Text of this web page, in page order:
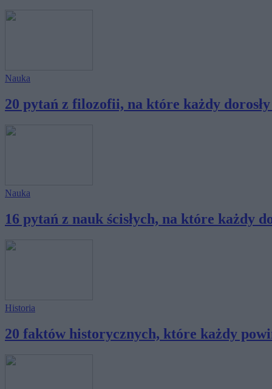
Nauka
20 pytań z filozofii, na które każdy dorosły
Nauka
16 pytań z nauk ścisłych, na które każdy
Historia
20 faktów historycznych, które każdy